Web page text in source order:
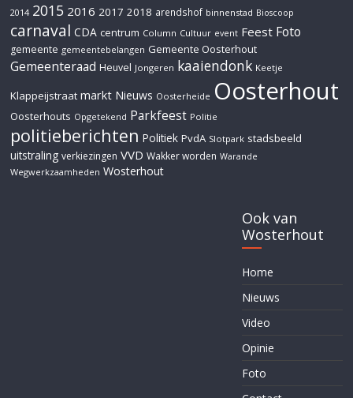
2014 2015 2016 2017 2018 arendshof binnenstad Bioscoop
carnaval CDA centrum Column Cultuur event Feest Foto
gemeente gemeentebelangen Gemeente Oosterhout
Gemeenteraad Heuvel Jongeren kaaiendonk Keetje
Klappeijstraat markt Nieuws Oosterheide Oosterhout
Oosterhouts Opgetekend Parkfeest Politie
politieberichten Politiek PvdA Slotpark stadsbeeld
uitstraling verkiezingen VVD Wakker worden Warande
Wegwerkzaamheden Wosterhout
Ook van
Wosterhout
Home
Nieuws
Video
Opinie
Foto